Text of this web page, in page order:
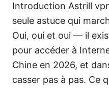
Introduction Astrill
seule astuce qui
Oui, oui et oui — il
pour accéder à
Chine en 2026, et
casser pas à pas. Ce